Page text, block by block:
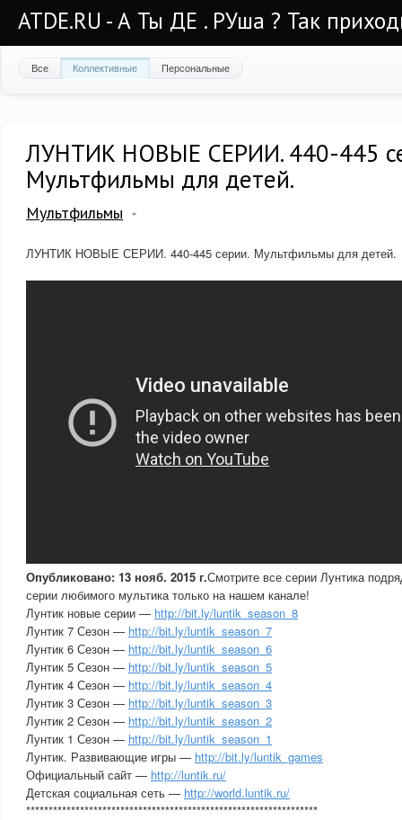
ATDE.RU - А Ты ДЕ . РУша ? Так
Все Коллективные Персональные
ЛУНТИК НОВЫЕ СЕРИИ. 440-445
Мультфильмы для детей.
Мультфильмы
ЛУНТИК НОВЫЕ СЕРИИ. 440-445 серии. Мультфильмы для детей.
Опубликовано: 13 нояб. 2015 г.Смотрите все серии Лунтика
серии любимого мультика только на нашем канале!
Лунтик новые серии — http://bit.ly/luntik_season_8
Лунтик 7 Сезон — http://bit.ly/luntik_season_7
Лунтик 6 Сезон — http://bit.ly/luntik_season_6
Лунтик 5 Сезон — http://bit.ly/luntik_season_5
Лунтик 4 Сезон — http://bit.ly/luntik_season_4
Лунтик 3 Сезон — http://bit.ly/luntik_season_3
Лунтик 2 Сезон — http://bit.ly/luntik_season_2
Лунтик 1 Сезон — http://bit.ly/luntik_season_1
Лунтик. Развивающие игры — http://bit.ly/luntik_games
Официальный сайт — http://luntik.ru/
Детская социальная сеть — http://world.luntik.ru/
*****************************************************************